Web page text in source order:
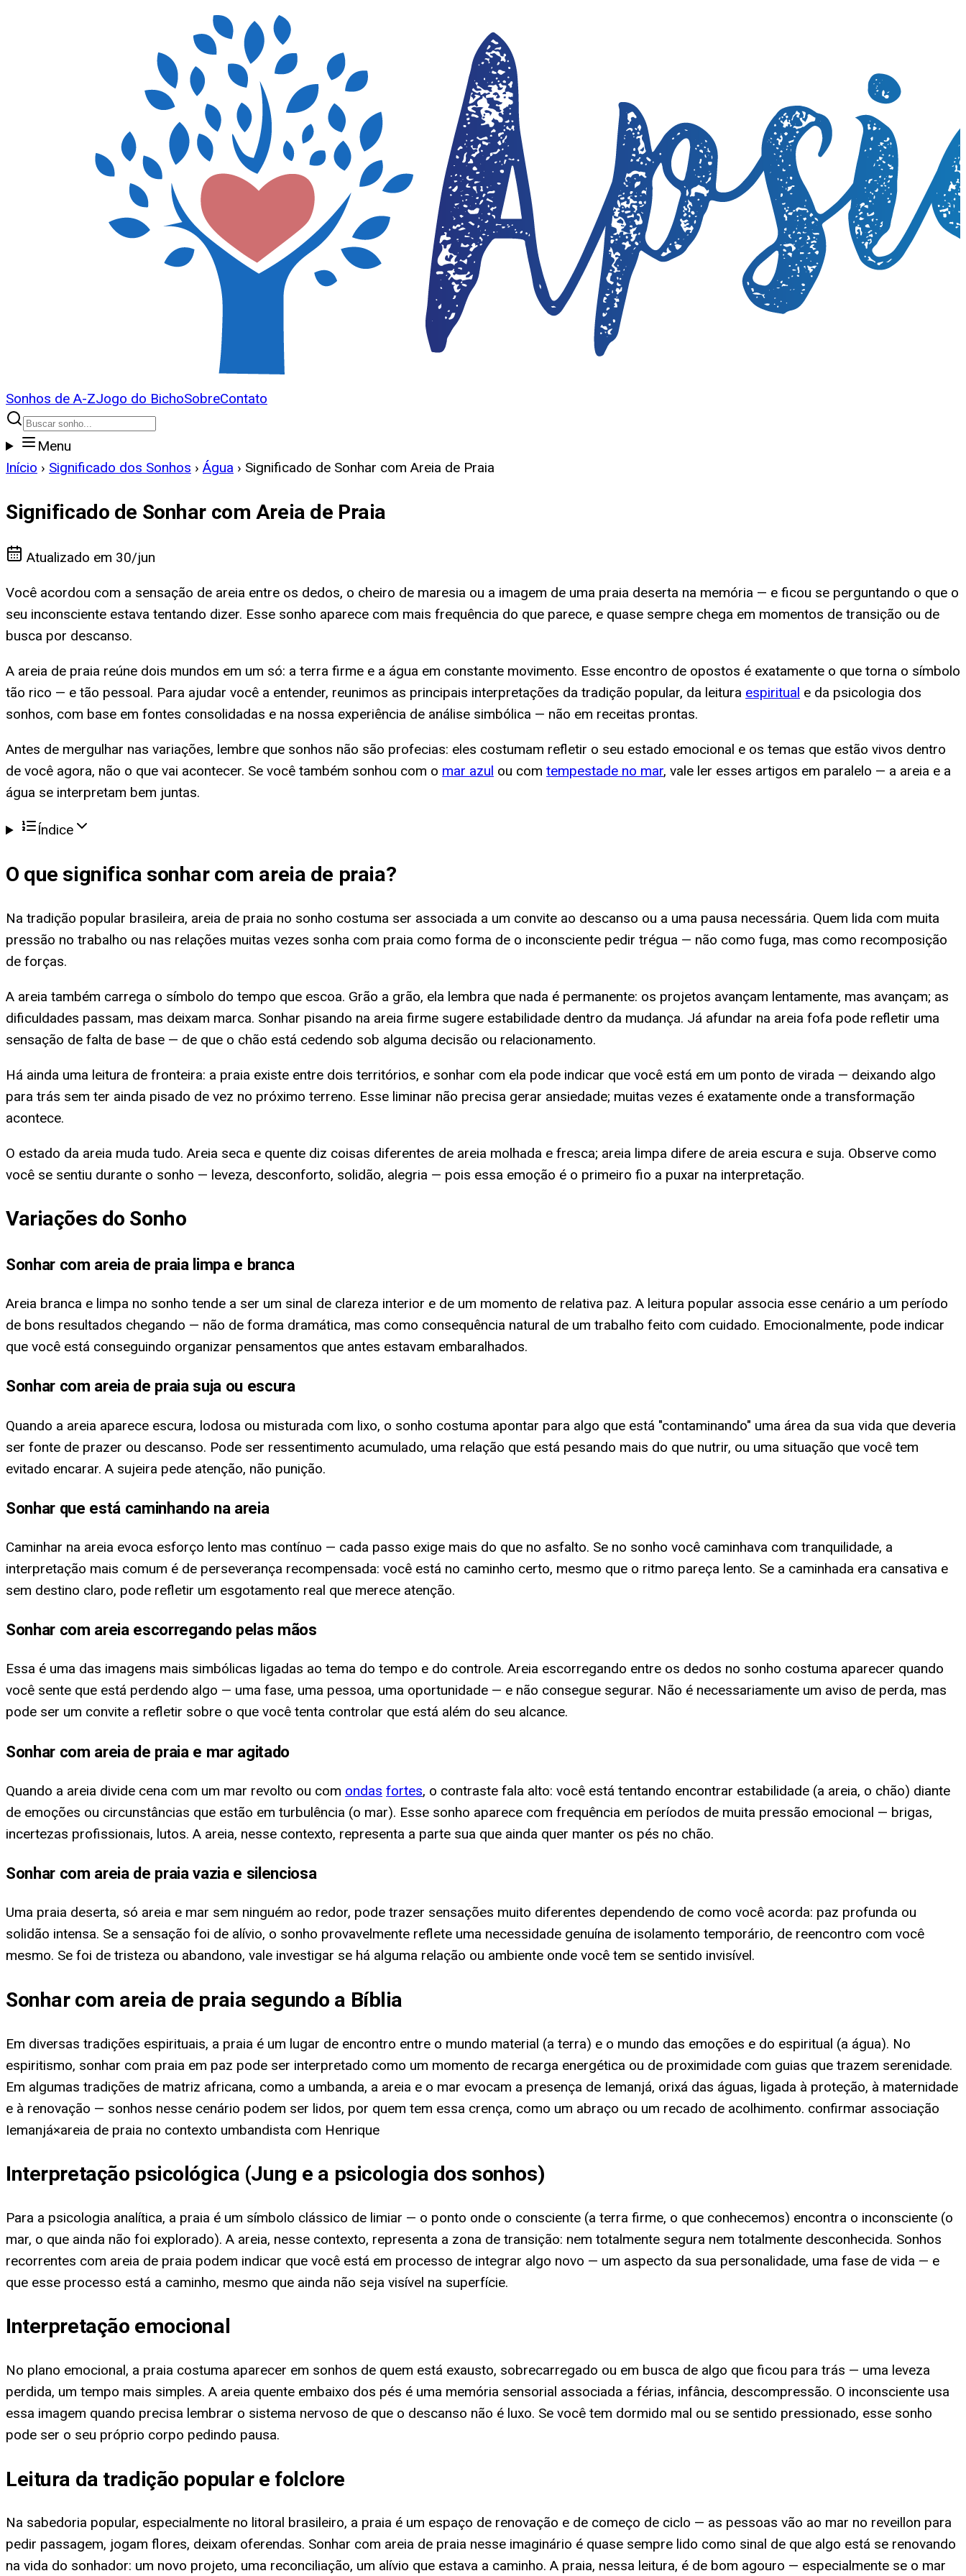
Sonhos de A-ZJogo do BichoSobreContato
Menu
Início › Significado dos Sonhos › Água › Significado de Sonhar com Areia de Praia
Significado de Sonhar com Areia de Praia
Atualizado em 30/jun
Você acordou com a sensação de areia entre os dedos, o cheiro de maresia ou a imagem de uma praia deserta na memória — e ficou se perguntando o que o
seu inconsciente estava tentando dizer. Esse sonho aparece com mais frequência do que parece, e quase sempre chega em momentos de transição ou de
busca por descanso.
A areia de praia reúne dois mundos em um só: a terra firme e a água em constante movimento. Esse encontro de opostos é exatamente o que torna o símbolo
tão rico — e tão pessoal. Para ajudar você a entender, reunimos as principais interpretações da tradição popular, da leitura espiritual e da psicologia dos
sonhos, com base em fontes consolidadas e na nossa experiência de análise simbólica — não em receitas prontas.
Antes de mergulhar nas variações, lembre que sonhos não são profecias: eles costumam refletir o seu estado emocional e os temas que estão vivos dentro
de você agora, não o que vai acontecer. Se você também sonhou com o mar azul ou com tempestade no mar, vale ler esses artigos em paralelo — a areia e a
água se interpretam bem juntas.
Índice
O que significa sonhar com areia de praia?
Na tradição popular brasileira, areia de praia no sonho costuma ser associada a um convite ao descanso ou a uma pausa necessária. Quem lida com muita
pressão no trabalho ou nas relações muitas vezes sonha com praia como forma de o inconsciente pedir trégua — não como fuga, mas como recomposição
de forças.
A areia também carrega o símbolo do tempo que escoa. Grão a grão, ela lembra que nada é permanente: os projetos avançam lentamente, mas avançam; as
dificuldades passam, mas deixam marca. Sonhar pisando na areia firme sugere estabilidade dentro da mudança. Já afundar na areia fofa pode refletir uma
sensação de falta de base — de que o chão está cedendo sob alguma decisão ou relacionamento.
Há ainda uma leitura de fronteira: a praia existe entre dois territórios, e sonhar com ela pode indicar que você está em um ponto de virada — deixando algo
para trás sem ter ainda pisado de vez no próximo terreno. Esse liminar não precisa gerar ansiedade; muitas vezes é exatamente onde a transformação
acontece.
O estado da areia muda tudo. Areia seca e quente diz coisas diferentes de areia molhada e fresca; areia limpa difere de areia escura e suja. Observe como
você se sentiu durante o sonho — leveza, desconforto, solidão, alegria — pois essa emoção é o primeiro fio a puxar na interpretação.
Variações do Sonho
Sonhar com areia de praia limpa e branca
Areia branca e limpa no sonho tende a ser um sinal de clareza interior e de um momento de relativa paz. A leitura popular associa esse cenário a um período
de bons resultados chegando — não de forma dramática, mas como consequência natural de um trabalho feito com cuidado. Emocionalmente, pode indicar
que você está conseguindo organizar pensamentos que antes estavam embaralhados.
Sonhar com areia de praia suja ou escura
Quando a areia aparece escura, lodosa ou misturada com lixo, o sonho costuma apontar para algo que está "contaminando" uma área da sua vida que deveria
ser fonte de prazer ou descanso. Pode ser ressentimento acumulado, uma relação que está pesando mais do que nutrir, ou uma situação que você tem
evitado encarar. A sujeira pede atenção, não punição.
Sonhar que está caminhando na areia
Caminhar na areia evoca esforço lento mas contínuo — cada passo exige mais do que no asfalto. Se no sonho você caminhava com tranquilidade, a
interpretação mais comum é de perseverança recompensada: você está no caminho certo, mesmo que o ritmo pareça lento. Se a caminhada era cansativa e
sem destino claro, pode refletir um esgotamento real que merece atenção.
Sonhar com areia escorregando pelas mãos
Essa é uma das imagens mais simbólicas ligadas ao tema do tempo e do controle. Areia escorregando entre os dedos no sonho costuma aparecer quando
você sente que está perdendo algo — uma fase, uma pessoa, uma oportunidade — e não consegue segurar. Não é necessariamente um aviso de perda, mas
pode ser um convite a refletir sobre o que você tenta controlar que está além do seu alcance.
Sonhar com areia de praia e mar agitado
Quando a areia divide cena com um mar revolto ou com ondas fortes, o contraste fala alto: você está tentando encontrar estabilidade (a areia, o chão) diante
de emoções ou circunstâncias que estão em turbulência (o mar). Esse sonho aparece com frequência em períodos de muita pressão emocional — brigas,
incertezas profissionais, lutos. A areia, nesse contexto, representa a parte sua que ainda quer manter os pés no chão.
Sonhar com areia de praia vazia e silenciosa
Uma praia deserta, só areia e mar sem ninguém ao redor, pode trazer sensações muito diferentes dependendo de como você acorda: paz profunda ou
solidão intensa. Se a sensação foi de alívio, o sonho provavelmente reflete uma necessidade genuína de isolamento temporário, de reencontro com você
mesmo. Se foi de tristeza ou abandono, vale investigar se há alguma relação ou ambiente onde você tem se sentido invisível.
Sonhar com areia de praia segundo a Bíblia
Em diversas tradições espirituais, a praia é um lugar de encontro entre o mundo material (a terra) e o mundo das emoções e do espiritual (a água). No
espiritismo, sonhar com praia em paz pode ser interpretado como um momento de recarga energética ou de proximidade com guias que trazem serenidade.
Em algumas tradições de matriz africana, como a umbanda, a areia e o mar evocam a presença de Iemanjá, orixá das águas, ligada à proteção, à maternidade
e à renovação — sonhos nesse cenário podem ser lidos, por quem tem essa crença, como um abraço ou um recado de acolhimento. confirmar associação
Iemanjá×areia de praia no contexto umbandista com Henrique
Interpretação psicológica (Jung e a psicologia dos sonhos)
Para a psicologia analítica, a praia é um símbolo clássico de limiar — o ponto onde o consciente (a terra firme, o que conhecemos) encontra o inconsciente (o
mar, o que ainda não foi explorado). A areia, nesse contexto, representa a zona de transição: nem totalmente segura nem totalmente desconhecida. Sonhos
recorrentes com areia de praia podem indicar que você está em processo de integrar algo novo — um aspecto da sua personalidade, uma fase de vida — e
que esse processo está a caminho, mesmo que ainda não seja visível na superfície.
Interpretação emocional
No plano emocional, a praia costuma aparecer em sonhos de quem está exausto, sobrecarregado ou em busca de algo que ficou para trás — uma leveza
perdida, um tempo mais simples. A areia quente embaixo dos pés é uma memória sensorial associada a férias, infância, descompressão. O inconsciente usa
essa imagem quando precisa lembrar o sistema nervoso de que o descanso não é luxo. Se você tem dormido mal ou se sentido pressionado, esse sonho
pode ser o seu próprio corpo pedindo pausa.
Leitura da tradição popular e folclore
Na sabedoria popular, especialmente no litoral brasileiro, a praia é um espaço de renovação e de começo de ciclo — as pessoas vão ao mar no reveillon para
pedir passagem, jogam flores, deixam oferendas. Sonhar com areia de praia nesse imaginário é quase sempre lido como sinal de que algo está se renovando
na vida do sonhador: um novo projeto, uma reconciliação, um alívio que estava a caminho. A praia, nessa leitura, é de bom agouro — especialmente se o mar